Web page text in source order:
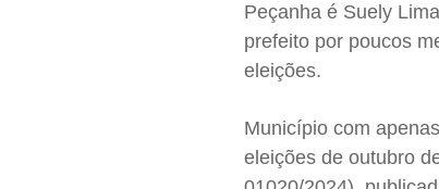
Peçanha é Suely
prefeito por poucos
eleições.
Município com
eleições de outubro